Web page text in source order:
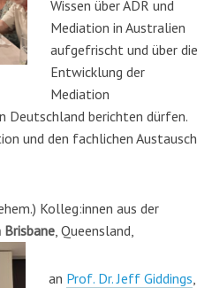
Wissen über ADR und
Mediation in Australien
aufgefrischt und über die
Entwicklung der
Mediation
Deutschland berichten dürfen.
und den fachlichen Austausch
Kolleg:innen aus der
, Queensland,
an Prof. Dr. Jeff Giddings